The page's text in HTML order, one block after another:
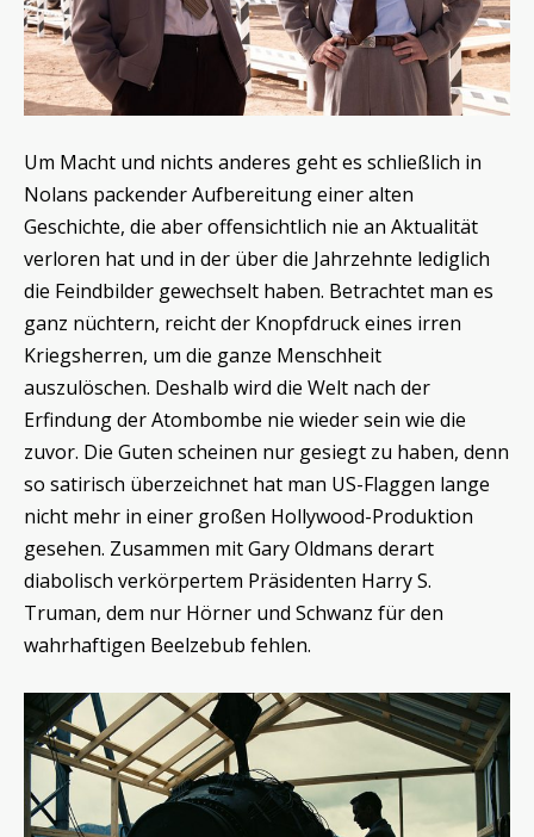
Um Macht und nichts anderes geht es schließlich in
Nolans packender Aufbereitung einer alten
Geschichte, die aber offensichtlich nie an Aktualität
verloren hat und in der über die Jahrzehnte lediglich
die Feindbilder gewechselt haben. Betrachtet man es
ganz nüchtern, reicht der Knopfdruck eines irren
Kriegsherren, um die ganze Menschheit
auszulöschen. Deshalb wird die Welt nach der
Erfindung der Atombombe nie wieder sein wie die
zuvor. Die Guten scheinen nur gesiegt zu haben, denn
so satirisch überzeichnet hat man US-Flaggen lange
nicht mehr in einer großen Hollywood-Produktion
gesehen. Zusammen mit Gary Oldmans derart
diabolisch verkörpertem Präsidenten Harry S.
Truman, dem nur Hörner und Schwanz für den
wahrhaftigen Beelzebub fehlen.